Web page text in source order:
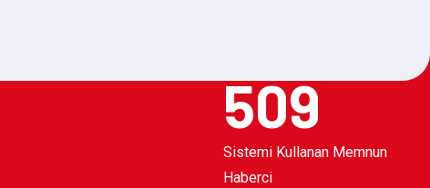
509
Sistemi Kullanan Memnun
Haberci